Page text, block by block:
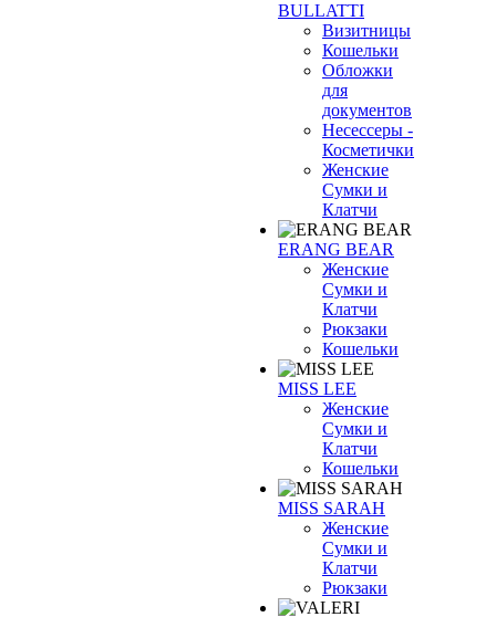
BULLATTI
Визитницы
Кошельки
Обложки
для
документов
Несессеры -
Косметички
Женские
Сумки и
Клатчи
ERANG BEAR
Женские
Сумки и
Клатчи
Рюкзаки
Кошельки
MISS LEE
Женские
Сумки и
Клатчи
Кошельки
MISS SARAH
Женские
Сумки и
Клатчи
Рюкзаки